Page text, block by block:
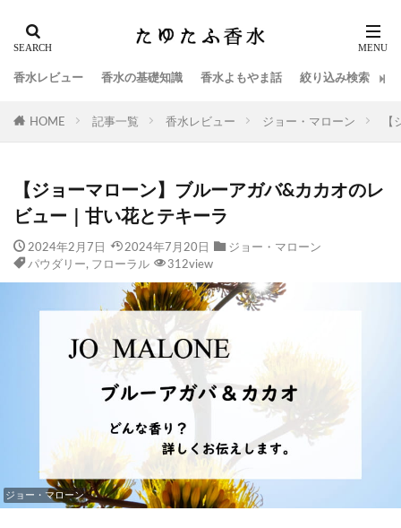
香水レビュー 香水の基礎知識 香水よもやま話 絞り込み検索
HOME 記事一覧 香水レビュー ジョー・マローン
【ジョーマローン】ブルーアガバ&カカオのレ
ビュー｜甘い花とテキーラ
2024年2月7日 2024年7月20日
ジョー・マローン
パウダリー, フローラル 312view
ジョー・マローン